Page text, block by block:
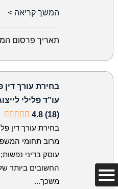
המשך קריאה >
תאריך פרסום
בחירת עורך דין
עו”ד פלילי
4.8 (18)
בחירת עורך דין
מרוב תחומי
עוסק בדיני
החשובים ביותר
משכך...